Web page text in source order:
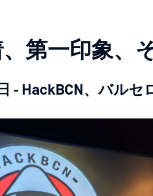
第一印象、
- HackBCN、バルセ